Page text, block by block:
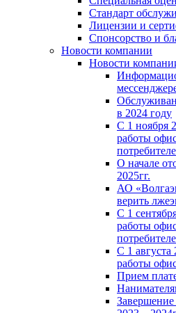
Стандарт
Лицензии и
Спонсорство и
Новости компании
Новости
в 2024 году
С 1 ноября
работы
О начале
2025гг.
АО
верить
С 1
работы
С 1 августа
работы
Прием
Завершение